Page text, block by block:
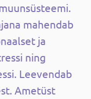
mahendab
ja
ning
Leevendab
Ametüst